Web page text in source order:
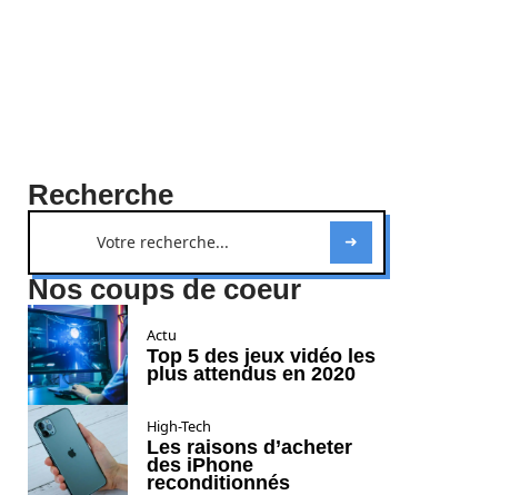
Recherche
Nos coups de coeur
Actu
Top 5 des jeux vidéo les
plus attendus en 2020
High-Tech
Les raisons d’acheter
des iPhone
reconditionnés